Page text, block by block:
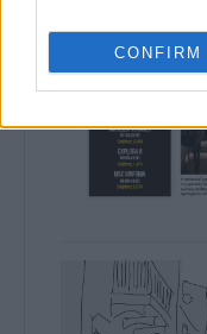
CONFIRM